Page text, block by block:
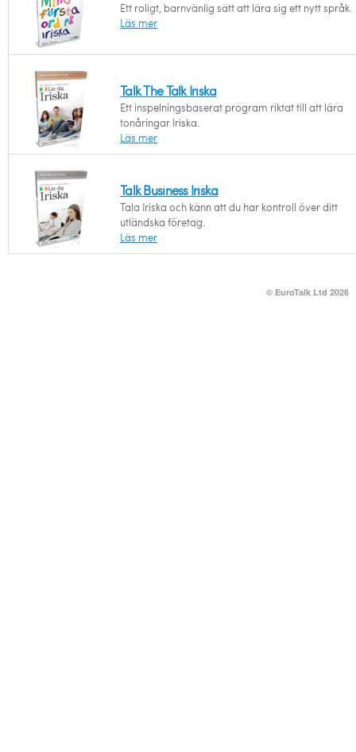
Ett roligt, barnvänlig sätt att lära sig ett nytt språk.
Läs mer
Talk The Talk Iriska
Ett inspelningsbaserat program riktat till att lära
tonåringar Iriska.
Läs mer
Talk Business Iriska
Tala Iriska och känn att du har kontroll över ditt
utländska företag.
Läs mer
© EuroTalk Ltd 2026